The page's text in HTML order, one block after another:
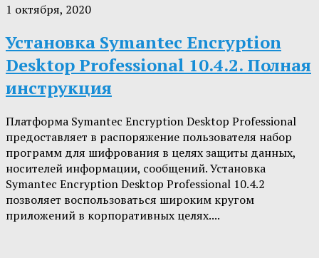
1 октября, 2020
Установка Symantec Encryption
Desktop Professional 10.4.2. Полная
инструкция
Платформа Symantec Encryption Desktop Professional
предоставляет в распоряжение пользователя набор
программ для шифрования в целях защиты данных,
носителей информации, сообщений. Установка
Symantec Encryption Desktop Professional 10.4.2
позволяет воспользоваться широким кругом
приложений в корпоративных целях....